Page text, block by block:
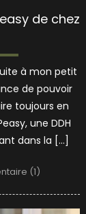
de chez
à mon petit
de pouvoir
toujours en
une DDH
dans la […]
(1)